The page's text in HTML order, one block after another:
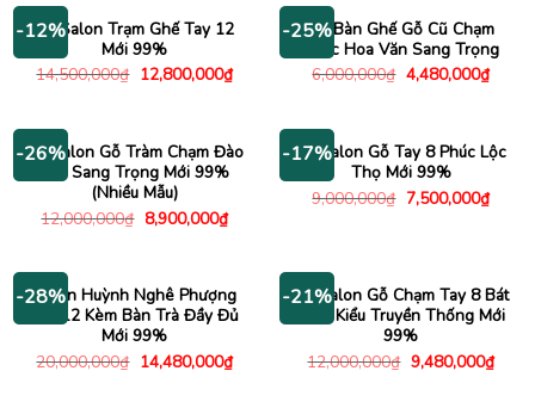
7,290,000₫.
-12%
Bộ Salon Trạm Ghế Tay 12
Mới 99%
14,500,000₫ Giá
gốc
12,800,000₫Giá
hiện
12,800,000₫.
-25%Bộ Bàn Ghế Gỗ Cũ Chạm
Khắc Hoa Văn Sang Trọng
6,000,000₫ Giá
gốc
4,480,000₫Giá
hiện
-26%
Bộ Salon Gỗ Tràm Chạm Đào
Tay Sang Trọng Mới 99%
(Nhiều Mẫu)
12,000,000₫ Giá
gốc
8,900,000₫Giá
hiện
8,900,000₫.
-17%
Bộ Salon Gỗ Tay 8 Phúc Lộc
Thọ Mới 99%
9,000,000₫ Giá
gốc
7,500,000₫Giá
hiện
-28%
Salon Huỳnh Nghê Phượng
Tay 12 Kèm Bàn Trà Đầy Đủ
Mới 99%
20,000,000₫ Giá
gốc
14,480,000₫Giá
hiện
-21%
Bộ Salon Gỗ Chạm Tay 8 Bát
Tiên Kiểu Truyền Thống Mới
99%
12,000,000₫ Giá
gốc
9,480,000₫Giá
hiện